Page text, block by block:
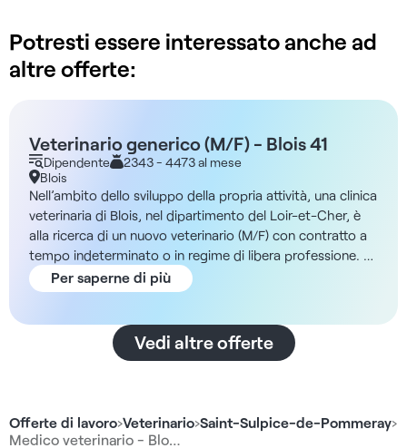
Offerte di lavoro›Veterinario›Saint-Sulpice-de-Pommeray›
Medico veterinario - Blo…
Potresti essere interessato anche ad
altre offerte:
Veterinario generico (M/F) - Blois 41
Dipendente
2343 - 4473 al mese
Blois
Nell’ambito dello sviluppo della propria attività, una clinica
veterinaria di Blois, nel dipartimento del Loir-et-Cher, è
alla ricerca di un nuovo veterinario (M/F) con contratto a
tempo indeterminato o in regime di libera professione. Le
condizioni - Contratto a tempo indeterminato o
collaborazione libera - 190 giorni all’anno La struttura
Blois da oltre 20 anni, situata nel cuore della Valle della
Loira e vicina al percorso ciclabile della Loira. La
minuti e collegamenti rapidi verso Tours e Orléans.
Inoltre, il team è composto da due veterinari e cinque
Per saperne di più
Vedi altre offerte